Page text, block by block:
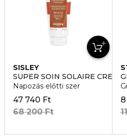
SISLEY
SUPER SOIN SOLAIRE CREME
Napozás előtti szer
47 740 Ft
68 200 Ft